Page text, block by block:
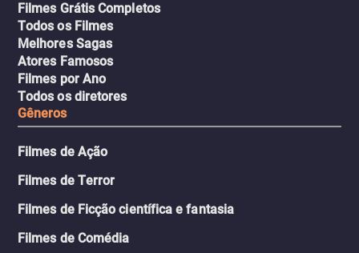
Filmes Grátis Completos
Todos os Filmes
Melhores Sagas
Atores Famosos
Filmes por Ano
Todos os diretores
Gêneros
Filmes de Ação
Filmes de Terror
Filmes de Ficção científica e fantasia
Filmes de Comédia